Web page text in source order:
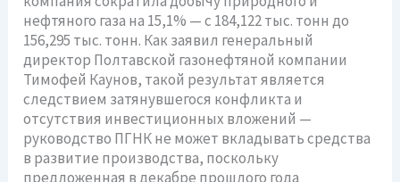
нефтяного газа на 15,1% — с 184,122 тыс. тонн до
156,295 тыс. тонн. Как заявил генеральный
директор Полтавской газонефтяной компании
Тимофей Каунов, такой результат является
следствием затянувшегося конфликта и
отсутствия инвестиционных вложений —
руководство ПГНК не может вкладывать средства
в развитие производства, поскольку
предложенная в декабре прошлого года